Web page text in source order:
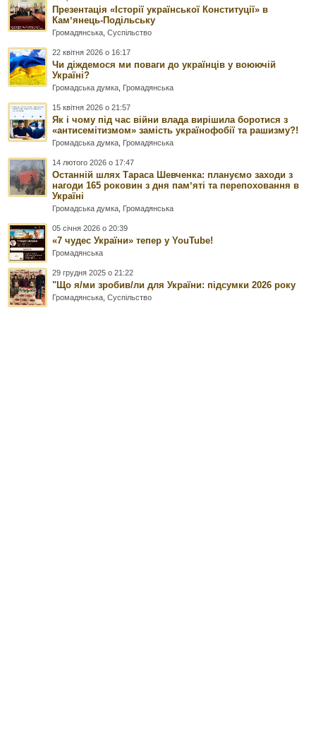
Презентація «Історії української Конституції» в
Камʼянець-Подільську
Громадянська ,Суспільство
22 квітня 2026 о 16:17
Чи діждемося ми поваги до українців у воюючій
Україні?
Громадська думка Громадянська
15 квітня 2026 о 21:57
Як і чому під час війни влада вирішила боротися з
«антисемітизмом» замість українофобії та рашизму?!
Громадська думка Громадянська
14 лютого 2026 о 17:47
Останній шлях Тараса Шевченка: плануємо заходи з
нагоди 165 роковин з дня памʼяті та перепоховання в
Україні
Громадська думка Громадянська
05 січня 2026 о 20:39
«7 чудес України» тепер у YouTube!
Громадянська
29 грудня 2025 о 21:22
"Що я/ми зробив/ли для України: підсумки 2026 року
Громадянська ,Суспільство